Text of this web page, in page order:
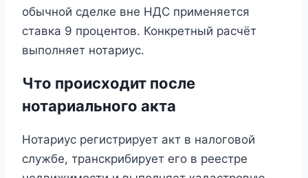
обычной сделке вне НДС применяется
ставка 9 процентов. Конкретный расчёт
выполняет нотариус.
Что происходит после
нотариального акта
Нотариус регистрирует акт в налоговой
службе, транскрибирует его в реестре